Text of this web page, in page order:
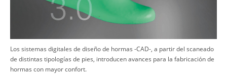
​Los sistemas digitales de diseño de hormas -CAD-, a partir del scaneado
de distintas tipologías de pies, introducen avances para la fabricación de
hormas con mayor confort.